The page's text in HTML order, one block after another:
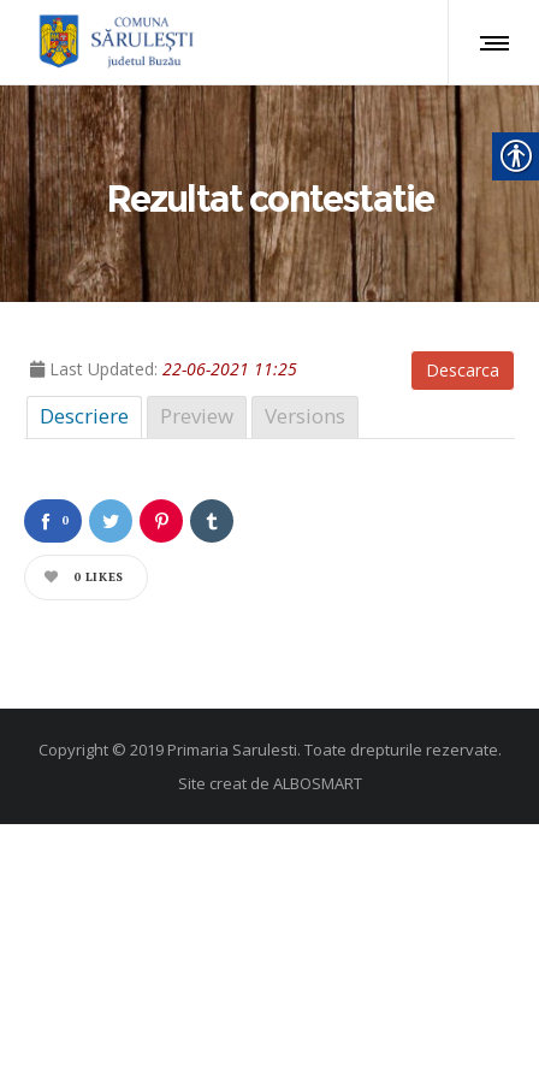
Rezultat contestatie
Descarca
Last Updated: 22-06-2021 11:25
Descriere Preview Versions
0
0 LIKES
Copyright © 2019 Primaria Sarulesti. Toate drepturile rezervate.
Site creat de ALBOSMART